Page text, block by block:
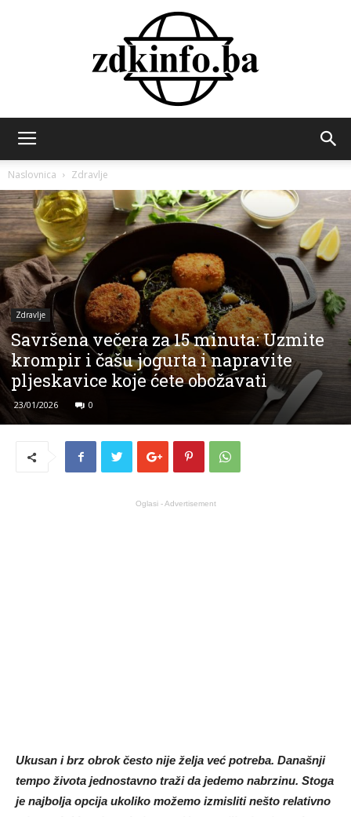
INFO
Naslovnica Zdravlje
Zdravlje
Savršena večera za 15 minuta: Uzmite
krompir i čašu jogurta i napravite
pljeskavice koje ćete obožavati
23/01/2026 0
Oglasi - Advertisement
Ukusan i brz obrok često nije želja već potreba. Današnji
tempo života jednostavno traži da jedemo nabrzinu. Stoga
je najbolja opcija ukoliko možemo izmisliti nešto relativno